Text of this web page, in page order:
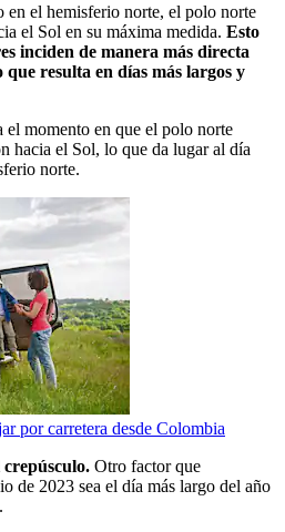
en el hemisferio norte, el polo norte
el Sol en su máxima medida. Esto
inciden de manera más directa
resulta en días más largos y
momento en que el polo norte
hacia el Sol, lo que da lugar al día
norte.
por carretera desde Colombia
Otro factor que
de 2023 sea el día más largo del año